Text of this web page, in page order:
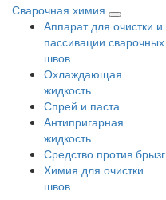
Сварочная химия
Аппарат для очистки и
пассивации сварочных
швов
Охлаждающая
жидкость
Спрей и паста
Антипригарная
жидкость
Средство против брызг
Химия для очистки
швов